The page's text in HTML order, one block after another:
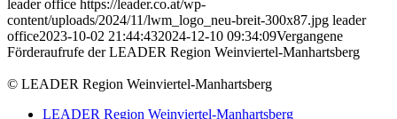
leader office https://leader.co.at/wp-
content/uploads/2024/11/lwm_logo_neu-breit-300x87.jpg leader
office2023-10-02 21:44:432024-12-10 09:34:09Vergangene
Förderaufrufe der LEADER Region Weinviertel-Manhartsberg
© LEADER Region Weinviertel-Manhartsberg
LEADER Region Weinviertel-Manhartsberg